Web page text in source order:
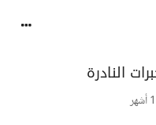
النادرة